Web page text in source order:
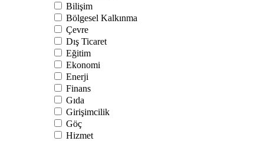
Bilişim
Bölgesel Kalkınma
Çevre
Dış Ticaret
Eğitim
Ekonomi
Enerji
Finans
Gıda
Girişimcilik
Göç
Hizmet